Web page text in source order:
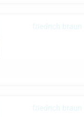
friedrich braun
friedrich braun